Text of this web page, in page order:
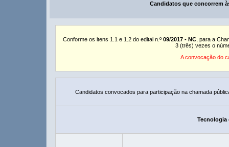
Candidatos que concorrem
Conforme os itens 1.1 e 1.2 do edital n.º 09/2017 - NC , para a
3 (três) vezes o
A convocação do
Candidatos convocados para participação na chamada
Tecnologia